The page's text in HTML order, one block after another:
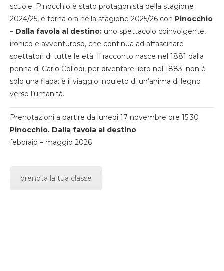
scuole. Pinocchio è stato protagonista della stagione
2024/25, e torna ora nella stagione 2025/26 con Pinocchio
– Dalla favola al destino: uno spettacolo coinvolgente,
ironico e avventuroso, che continua ad affascinare
spettatori di tutte le età. Il racconto nasce nel 1881 dalla
penna di Carlo Collodi, per diventare libro nel 1883. non è
solo una fiaba: è il viaggio inquieto di un’anima di legno
verso l’umanità.
Prenotazioni a partire da lunedi 17 novembre ore 15.30
Pinocchio. Dalla favola al destino
febbraio – maggio 2026
prenota la tua classe